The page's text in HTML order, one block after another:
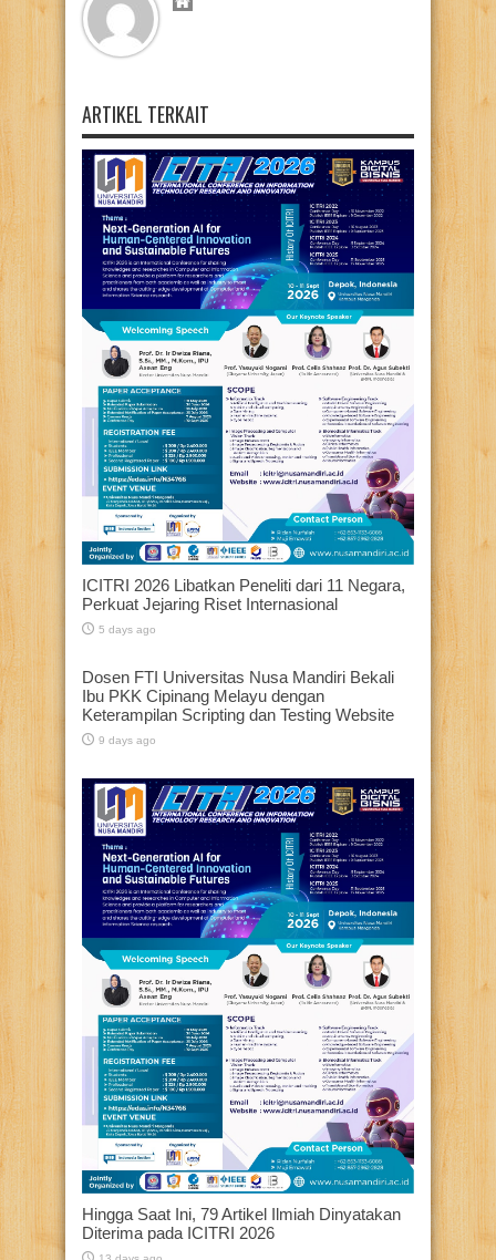
ARTIKEL TERKAIT
ICITRI 2026 Libatkan Peneliti dari 11 Negara,
Perkuat Jejaring Riset Internasional
5 days ago
Dosen FTI Universitas Nusa Mandiri Bekali
Ibu PKK Cipinang Melayu dengan
Keterampilan Scripting dan Testing Website
9 days ago
Hingga Saat Ini, 79 Artikel Ilmiah Dinyatakan
Diterima pada ICITRI 2026